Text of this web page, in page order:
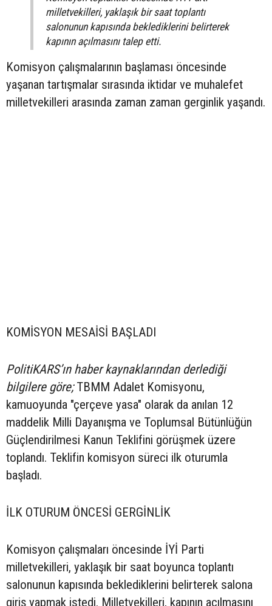
milletvekilleri, yaklaşık bir saat toplantı
salonunun kapısında beklediklerini belirterek
kapının açılmasını talep etti.
Komisyon çalışmalarının başlaması öncesinde
yaşanan tartışmalar sırasında iktidar ve muhalefet
milletvekilleri arasında zaman zaman gerginlik yaşandı.
KOMİSYON MESAİSİ BAŞLADI
PolitiKARS’ın haber kaynaklarından derlediği
bilgilere göre;TBMM Adalet Komisyonu,
kamuoyunda "çerçeve yasa" olarak da anılan 12
maddelik Milli Dayanışma ve Toplumsal Bütünlüğün
Güçlendirilmesi Kanun Teklifini görüşmek üzere
toplandı. Teklifin komisyon süreci ilk oturumla
başladı.
İLK OTURUM ÖNCESİ GERGİNLİK
Komisyon çalışmaları öncesinde İYİ Parti
milletvekilleri, yaklaşık bir saat boyunca toplantı
salonunun kapısında beklediklerini belirterek salona
giriş yapmak istedi. Milletvekilleri, kapının açılmasını